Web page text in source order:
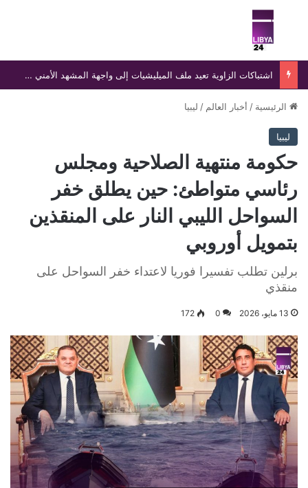
بحث عن
اشتباكات الزاوية تعيد ملف الميليشيات إلى واجهة المشهد الأمني في غرب ليبيا
الرئيسية / أخبار العالم / ليبيا
ليبيا
حكومة منتهية الصلاحية ومجلس
رئاسي متواطئ: حين يطلق خفر
السواحل الليبي النار على المنقذين
بتمويل أوروبي
برلين تطلب تفسيرا فوريا لاعتداء خفر السواحل على
منقذي
13 مايو، 2026 0
172